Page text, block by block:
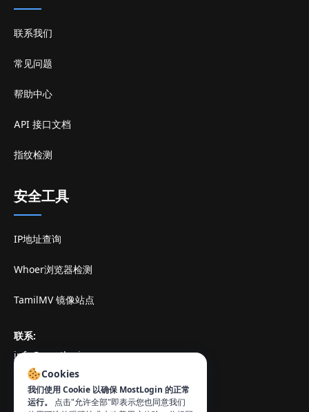
联系我们
常见问题
帮助中心
API 接口文档
指纹检测
安全工具
IP地址查询
Whoer浏览器检测
TamilMV 镜像站点
联系:
info@mostlogin.com
Cookies
我们使用 Cookie 以确保 MostLogin 的正常
运行。
点击"允许全部"即表示您也同意我们